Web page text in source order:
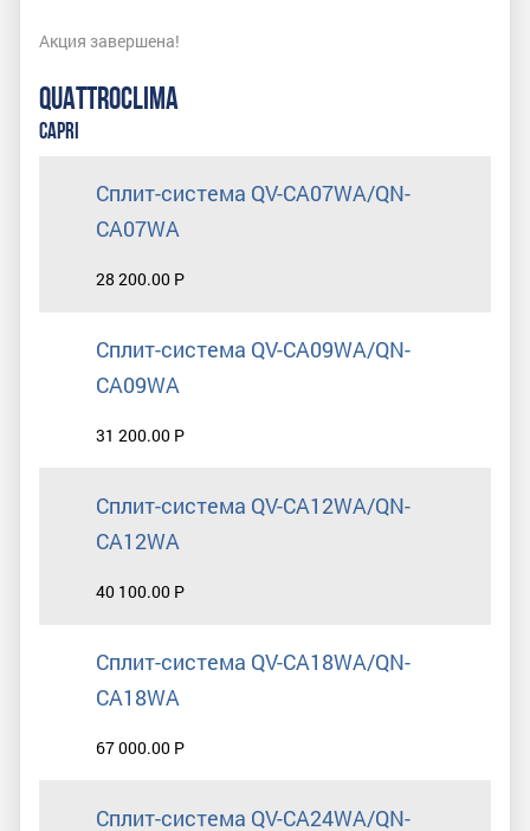
Акция завершена!
QUATTROCLIMA
CAPRI
Сплит-система QV-CA07WA/QN-
CA07WA
28 200.00 Р
Сплит-система QV-CA09WA/QN-
CA09WA
31 200.00 Р
Сплит-система QV-CA12WA/QN-
CA12WA
40 100.00 Р
Сплит-система QV-CA18WA/QN-
CA18WA
67 000.00 Р
Сплит-система QV-CA24WA/QN-